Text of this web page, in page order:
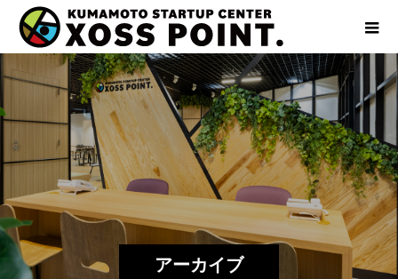
アーカイブ